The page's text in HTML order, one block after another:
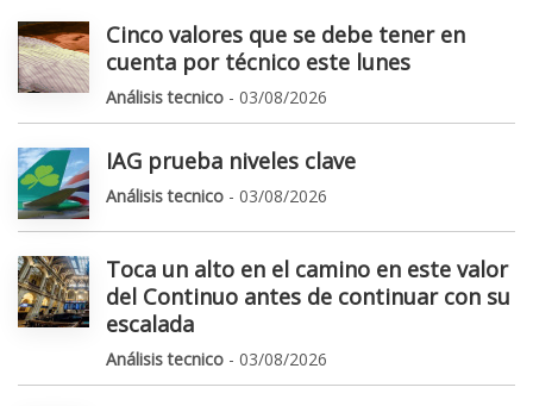
Cinco valores que se debe tener en
cuenta por técnico este lunes
Análisis tecnico - 03/08/2026
IAG prueba niveles clave
Análisis tecnico - 03/08/2026
Toca un alto en el camino en este valor
del Continuo antes de continuar con su
escalada
Análisis tecnico - 03/08/2026